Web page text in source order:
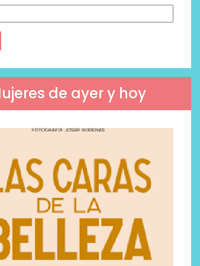
de ayer y hoy